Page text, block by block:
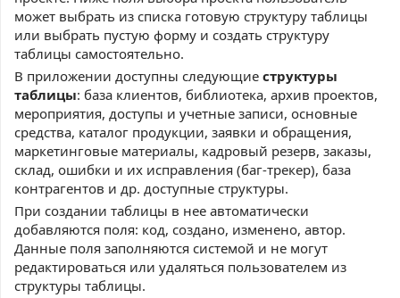
может выбрать из списка готовую структуру таблицы
или выбрать пустую форму и создать структуру
таблицы самостоятельно.
В приложении доступны следующие структуры
таблицы: база клиентов, библиотека, архив проектов,
мероприятия, доступы и учетные записи, основные
средства, каталог продукции, заявки и обращения,
маркетинговые материалы, кадровый резерв, заказы,
склад, ошибки и их исправления (баг-трекер), база
контрагентов и др. доступные структуры.
При создании таблицы в нее автоматически
добавляются поля: код, создано, изменено, автор.
Данные поля заполняются системой и не могут
редактироваться или удаляться пользователем из
структуры таблицы.